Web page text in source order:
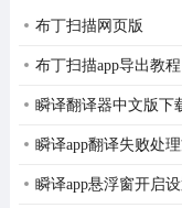
更新说明
1、搜索界面大更新
2、反馈区大改版，
3、新增2017年非常
小伙伴们，尽情与
布丁扫描网页版
布丁扫描app导出教程
瞬译翻译器中文版下
瞬译app翻译失败处
瞬译app悬浮窗开启